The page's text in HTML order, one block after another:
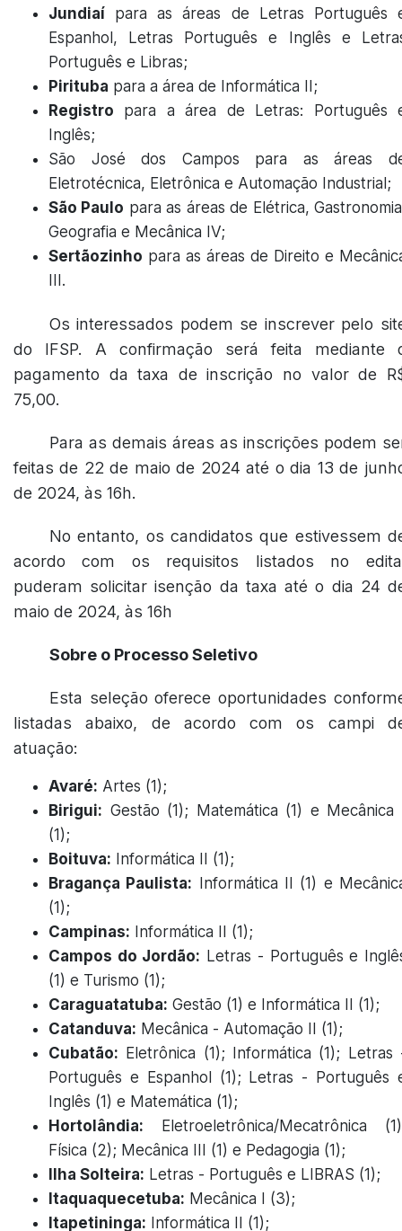
Jundiaí para as áreas de Letras Português
Espanhol, Letras Português e Inglês e
Português e Libras;
Pirituba para a área de Informática II;
Registro para a área de Letras: Português
Inglês;
São José dos Campos para as áreas
Eletrotécnica, Eletrônica e Automação Industrial;
São Paulo para as áreas de Elétrica,
Geografia e Mecânica IV;
Sertãozinho para as áreas de Direito e
III.
Os interessados podem se inscrever pelo
do IFSP. A confirmação será feita mediante
pagamento da taxa de inscrição no valor de
75,00.
Para as demais áreas as inscrições podem
feitas de 22 de maio de 2024 até o dia 13 de
de 2024, às 16h.
No entanto, os candidatos que estivessem
acordo com os requisitos listados no
puderam solicitar isenção da taxa até o dia 24
maio de 2024, às 16h
Sobre o Processo Seletivo
Esta seleção oferece oportunidades
listadas abaixo, de acordo com os campi
atuação:
Avaré: Artes (1);
Birigui: Gestão (1); Matemática (1) e Mecânica
(1);
Boituva: Informática II (1);
Bragança Paulista: Informática II (1) e
(1);
Campinas: Informática II (1);
Campos do Jordão: Letras - Português e
(1) e Turismo (1);
Caraguatatuba: Gestão (1) e Informática II (1);
Catanduva: Mecânica - Automação II (1);
Cubatão: Eletrônica (1); Informática (1); Letras
Português e Espanhol (1); Letras - Português
Inglês (1) e Matemática (1);
Hortolândia: Eletroeletrônica/Mecatrônica
Física (2); Mecânica III (1) e Pedagogia (1);
Ilha Solteira: Letras - Português e LIBRAS (1);
Itaquaquecetuba: Mecânica I (3);
Itapetininga: Informática II (1);